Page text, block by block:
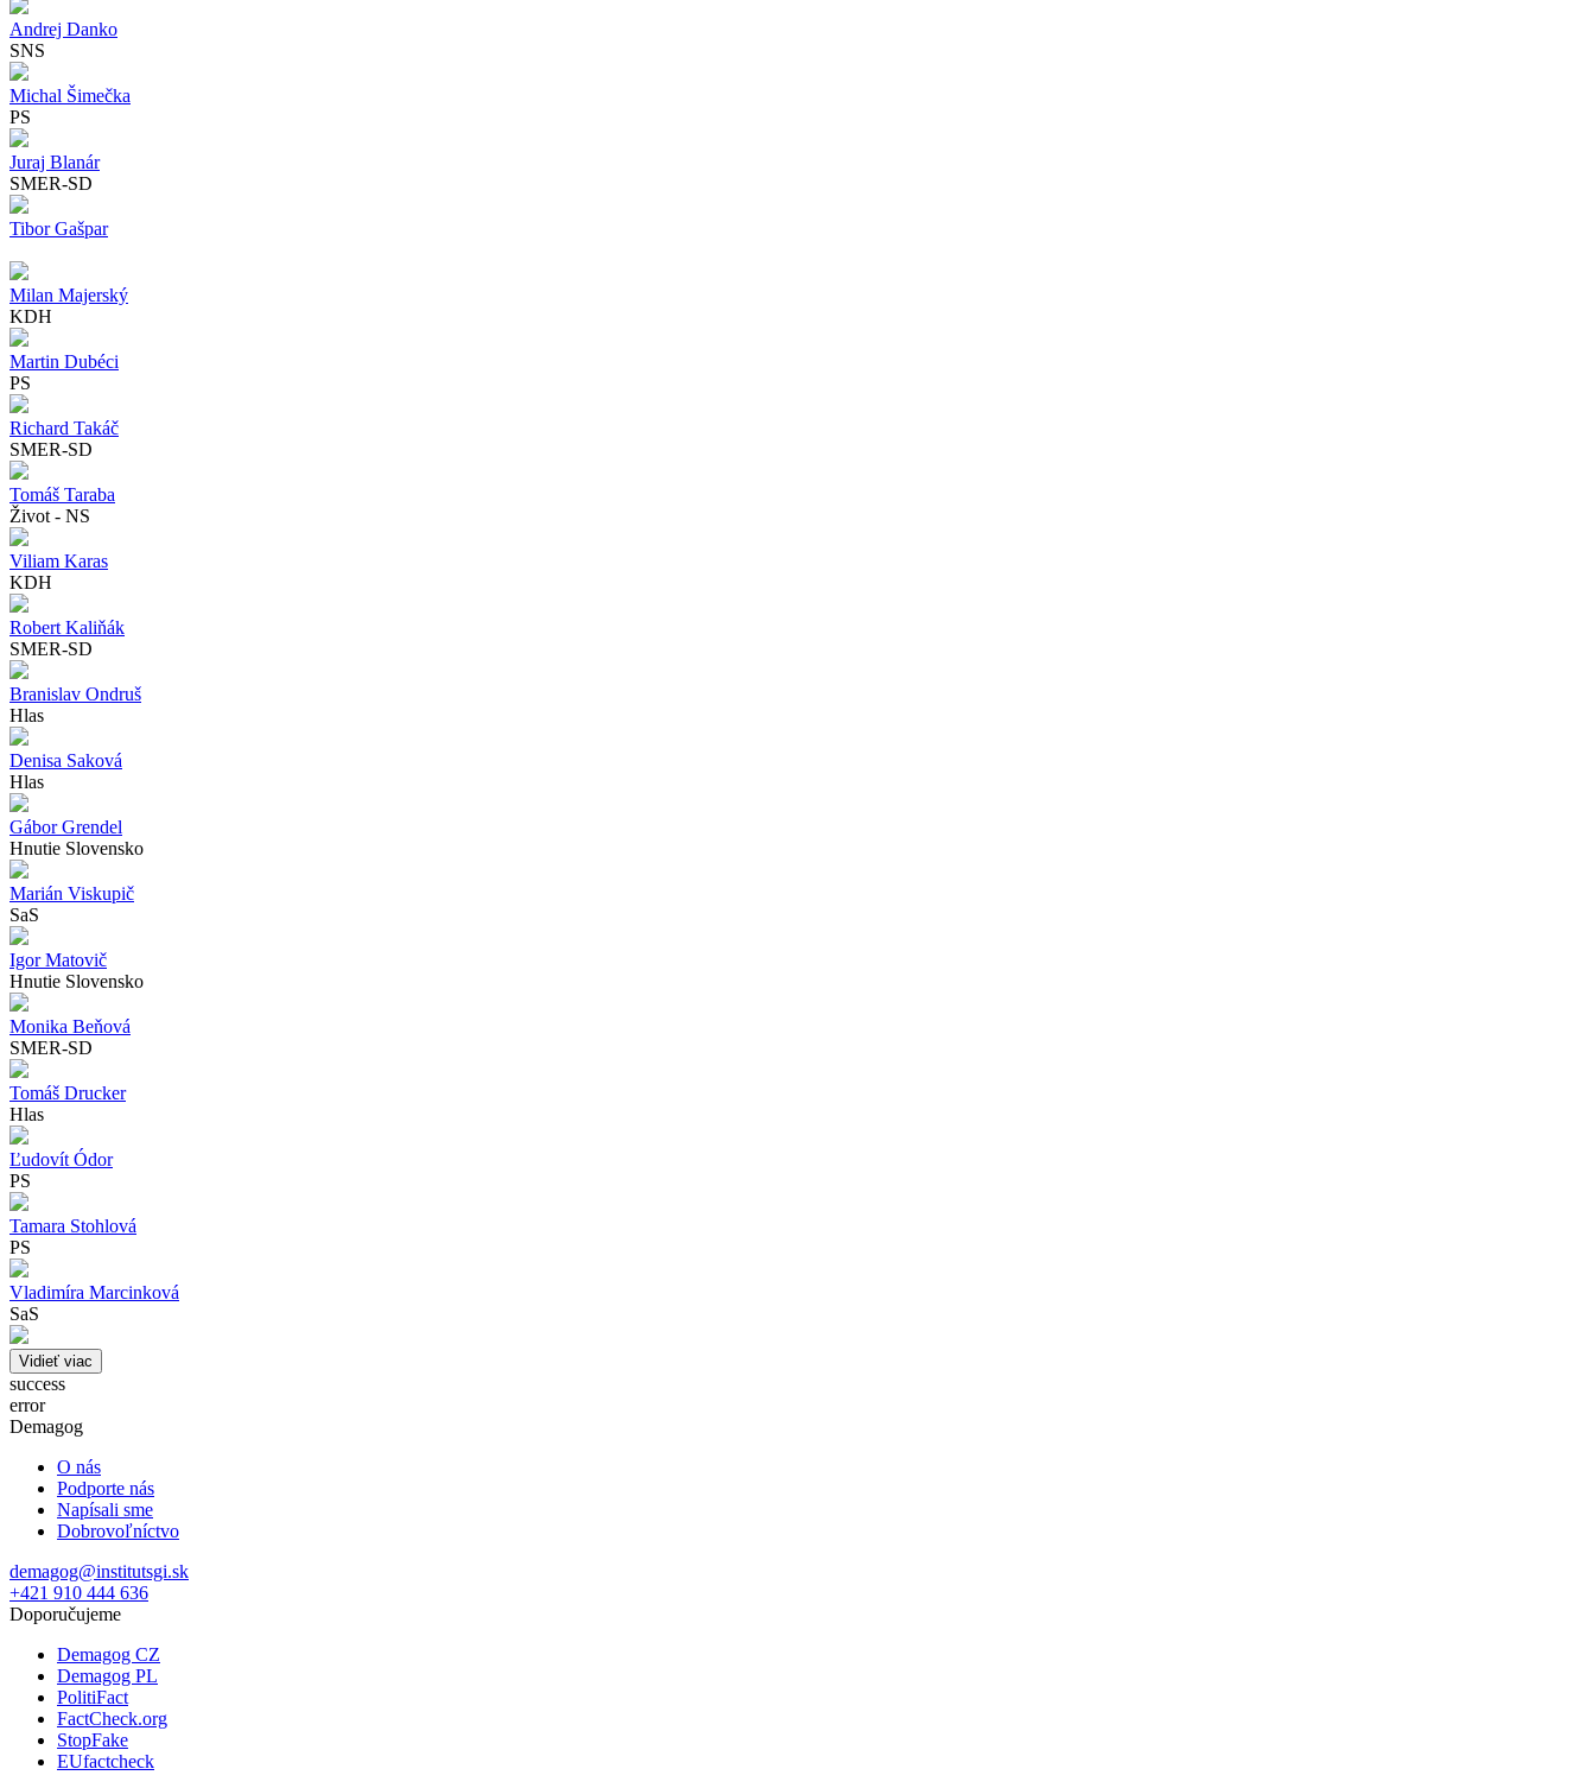
Andrej Danko
SNS
Michal Šimečka
PS
Juraj Blanár
SMER-SD
Tibor Gašpar
Milan Majerský
KDH
Martin Dubéci
PS
Richard Takáč
SMER-SD
Tomáš Taraba
Život - NS
Viliam Karas
KDH
Robert Kaliňák
SMER-SD
Branislav Ondruš
Hlas
Denisa Saková
Hlas
Gábor Grendel
Hnutie Slovensko
Marián Viskupič
SaS
Igor Matovič
Hnutie Slovensko
Monika Beňová
SMER-SD
Tomáš Drucker
Hlas
Ľudovít Ódor
PS
Tamara Stohlová
PS
Vladimíra Marcinková
SaS
Vidieť viac
success
error
Demagog
O nás
Podporte nás
Napísali sme
Dobrovoľníctvo
demagog@institutsgi.sk
+421 910 444 636
Doporučujeme
Demagog CZ
Demagog PL
PolitiFact
FactCheck.org
StopFake
EUfactcheck